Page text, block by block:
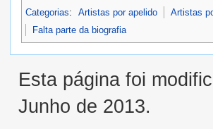
Categorias: Artistas por apelido
Artistas
Falta parte da biografia
Esta página foi
Junho de 2013.